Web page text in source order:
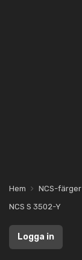
Hem NCS-färger
NCS S 3502-Y
Logga in